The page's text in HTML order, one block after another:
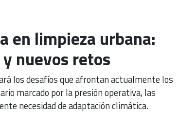
en limpieza urbana:
nuevos retos
los desafíos que afrontan actualmente los
marcado por la presión operativa, las
necesidad de adaptación climática.